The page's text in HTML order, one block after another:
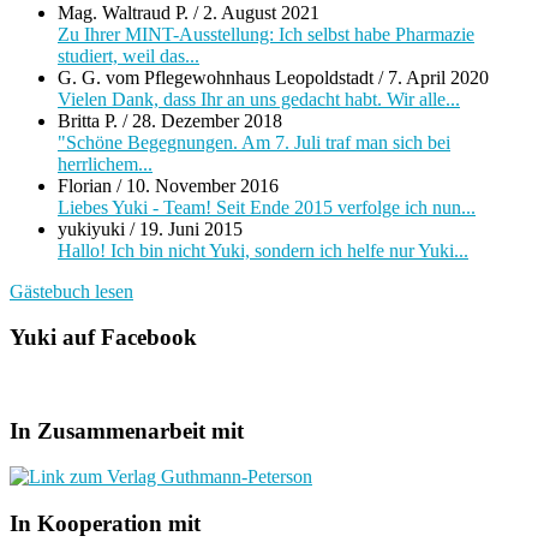
Mag. Waltraud P. / 2. August 2021
Zu Ihrer MINT-Ausstellung: Ich selbst habe Pharmazie
studiert, weil das...
G. G. vom Pflegewohnhaus Leopoldstadt / 7. April 2020
Vielen Dank, dass Ihr an uns gedacht habt. Wir alle...
Britta P. / 28. Dezember 2018
"Schöne Begegnungen. Am 7. Juli traf man sich bei
herrlichem...
Florian / 10. November 2016
Liebes Yuki - Team! Seit Ende 2015 verfolge ich nun...
yukiyuki / 19. Juni 2015
Hallo! Ich bin nicht Yuki, sondern ich helfe nur Yuki...
Gästebuch lesen
Yuki auf Facebook
In Zusammenarbeit mit
In Kooperation mit